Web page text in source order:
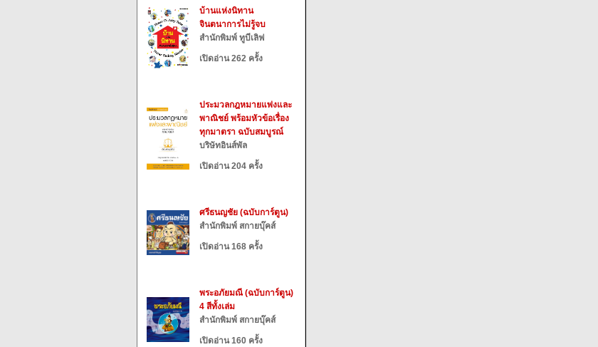
บ้านแห่งนิทาน
จินตนาการไม่รู้จบ
สำนักพิมพ์ ทูบีเลิฟ
เปิดอ่าน 262 ครั้ง
ประมวลกฎหมายแพ่งและ
พาณิชย์ พร้อมหัวข้อเรื่อง
ทุกมาตรา ฉบับสมบูรณ์
บริษัทอินส์พัล
เปิดอ่าน 204 ครั้ง
ศรีธนญชัย (ฉบับการ์ตูน)
สำนักพิมพ์ สกายบุ๊คส์
เปิดอ่าน 168 ครั้ง
พระอภัยมณี (ฉบับการ์ตูน)
4 สีทั้งเล่ม
สำนักพิมพ์ สกายบุ๊คส์
เปิดอ่าน 160 ครั้ง